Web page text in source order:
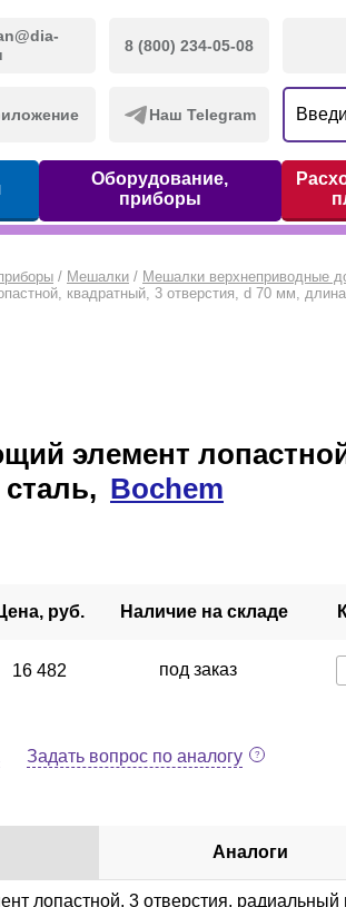
8 (800) 234-05-08
Наш Telegram
Оборудование,
приборы
/ Мешалки / Мешалки верхнеприводные
квадратный, 3 отверстия, d 70 мм,
элемент
Bochem
руб. Наличие на складе
16 482 под заказ
Задать вопрос по аналогу
Аналоги
лопастной, 3 отверстия, радиальный